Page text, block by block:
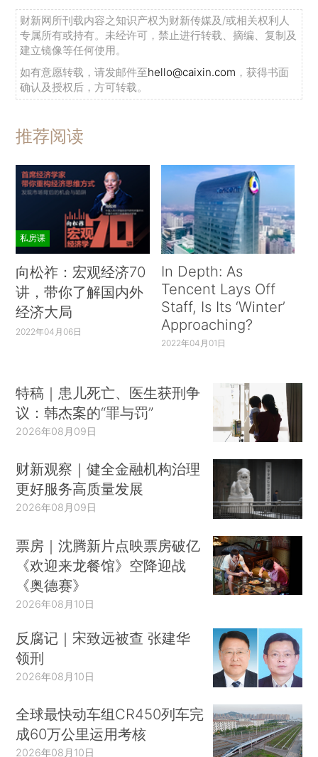
财新网所刊载内容之知识产权为财新传媒及/或相关权利人
专属所有或持有。未经许可，禁止进行转载、摘编、复制及
建立镜像等任何使用。
如有意愿转载，请发邮件至hello@caixin.com ，获得书面
确认及授权后，方可转载。
推荐阅读
私房课
向松祚：宏观经济70
讲，带你了解国内外
经济大局
2022年04月06日
In Depth: As
Tencent Lays Off
Staff, Is Its ‘Winter’
Approaching?
2022年04月01日
特稿｜患儿死亡、医生获刑争
议：韩杰案的“罪与罚”
2026年08月09日
财新观察｜健全金融机构治理
更好服务高质量发展
2026年08月09日
票房｜沈腾新片点映票房破亿
《欢迎来龙餐馆》空降迎战
《奥德赛》
2026年08月10日
反腐记｜宋致远被查 张建华
领刑
2026年08月10日
全球最快动车组CR450列车完
成60万公里运用考核
2026年08月10日